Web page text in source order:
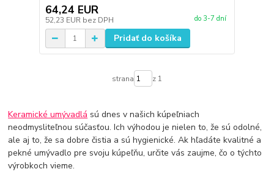
64,24 EUR
52,23 EUR bez DPH do 3-7 dní
Pridať do košíka
strana z 1
Keramické umývadlá sú dnes v našich kúpeľniach
neodmysliteľnou súčasťou. Ich výhodou je nielen to, že sú odolné,
ale aj to, že sa dobre čistia a sú hygienické. Ak hľadáte kvalitné a
pekné umývadlo pre svoju kúpeľňu, určite vás zaujme, čo o týchto
výrobkoch vieme.